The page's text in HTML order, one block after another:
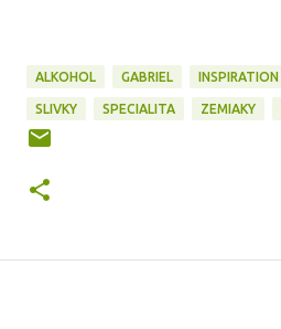
ALKOHOL GABRIEL INSPIRATION
SLIVKY SPECIALITA ZEMIAKY